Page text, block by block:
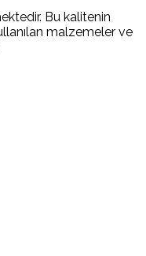
Bu kalitenin
malzemeler ve